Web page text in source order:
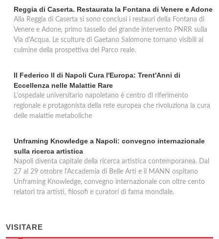
De Laurentis
via Grande Orefici 9/11/13, Napoli
Reggia di Caserta. Restaurata la Fontana di Venere e Adone
Alla Reggia di Caserta si sono conclusi i restauri della Fontana di
Venere e Adone, primo tassello del grande intervento PNRR sulla
Via d'Acqua. Le sculture di Gaetano Salomone tornano visibili al
culmine della prospettiva del Parco reale.
Il Federico II di Napoli Cura l'Europa: Trent'Anni di
Eccellenza nelle Malattie Rare
L'ospedale universitario napoletano è centro di riferimento
regionale e protagonista della rete europea che rivoluziona la cura
delle malattie metaboliche
Unframing Knowledge a Napoli: convegno internazionale
sulla ricerca artistica
Napoli diventa capitale della ricerca artistica contemporanea. Dal
27 al 29 ottobre l'Accademia di Belle Arti e il MANN ospitano
Unframing Knowledge, convegno internazionale con oltre cento
relatori tra artisti, filosofi e curatori di fama mondiale.
VISITARE